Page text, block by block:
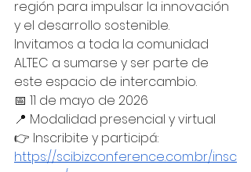
región para impulsar la innovación
y el desarrollo sostenible.
Invitamos a toda la comunidad
ALTEC a sumarse y ser parte de
este espacio de intercambio.
📅 11 de mayo de 2026
📍 Modalidad presencial y virtual
👉 Inscribite y participá:
https://scibizconference.com.br/insc